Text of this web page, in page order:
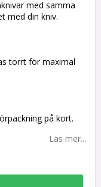
med samma
med din kniv.
torrt för maximal
på kort.
Läs mer...